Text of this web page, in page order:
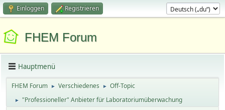
Einloggen Registrieren
FHEM Forum
Hauptmenü
FHEM Forum ► Verschiedenes ► Off-Topic
► "Professioneller" Anbieter für Laboratoriumüberwachung